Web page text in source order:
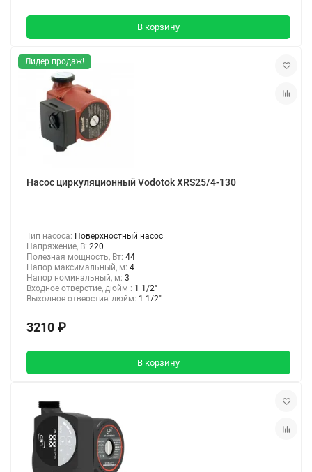
В корзину
Лидер продаж!
Насос циркуляционный Vodotok XRS25/4-130
Тип насоса: Поверхностный насос
Напряжение, В: 220
Полезная мощность, Вт: 44
Напор максимальный, м: 4
Напор номинальный, м: 3
Входное отверстие, дюйм : 1 1/2"
Выходное отверстие, дюйм: 1 1/2"
3210 ₽
В корзину